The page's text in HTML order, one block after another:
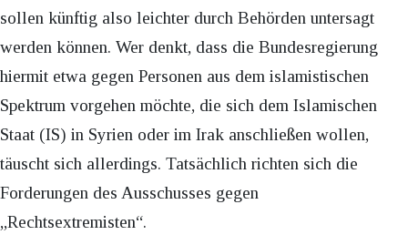
sollen künftig also leichter durch Behörden untersagt
werden können. Wer denkt, dass die Bundesregierung
hiermit etwa gegen Personen aus dem islamistischen
Spektrum vorgehen möchte, die sich dem Islamischen
Staat (IS) in Syrien oder im Irak anschließen wollen,
täuscht sich allerdings. Tatsächlich richten sich die
Forderungen des Ausschusses gegen
„Rechtsextremisten“.